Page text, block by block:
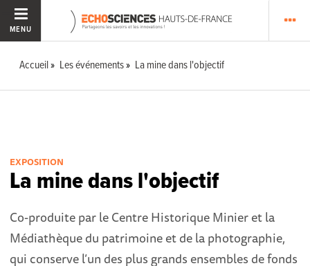
MENU
Accueil Les événements La mine dans l'objectif
EXPOSITION
La mine dans l'objectif
Co-produite par le Centre Historique Minier et la
Médiathèque du patrimoine et de la photographie,
qui conserve l’un des plus grands ensembles de fonds